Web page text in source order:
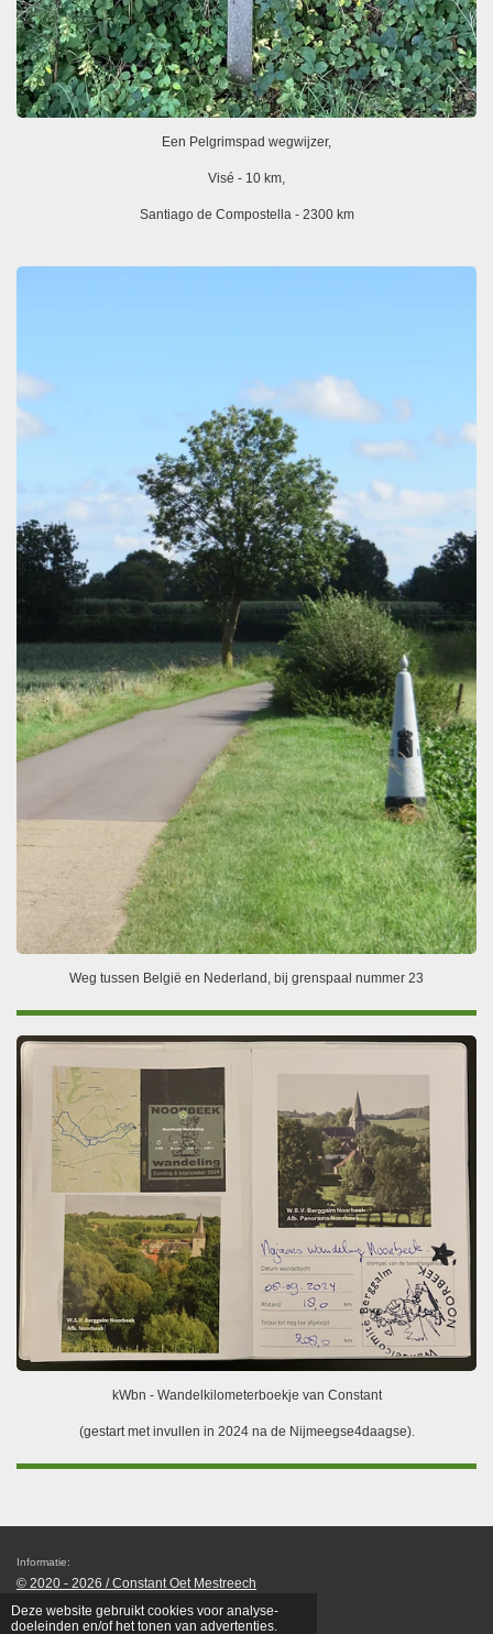
Deze website gebruikt cookies voor analyse-
doeleinden en/of het tonen van advertenties.
Een Pelgrimspad wegwijzer,
Visé - 10 km,
Santiago de Compostella - 2300 km
Weg tussen België en Nederland, bij grenspaal nummer 23
kWbn - Wandelkilometerboekje van Constant
(gestart met invullen in 2024 na de Nijmeegse4daagse).
Informatie:
© 2020 - 2026 /Constant Oet Mestreech
Powered byJouwWeb